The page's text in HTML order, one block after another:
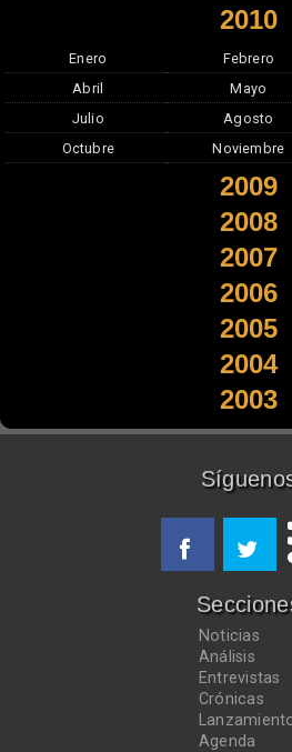
2010
Enero Febrero
Abril
Mayo
Julio
Agosto
Octubre
Noviembre
2009
2008
2007
2006
2005
2004
2003
Noticias
Análisis
Entrevistas
Crónicas
Agenda